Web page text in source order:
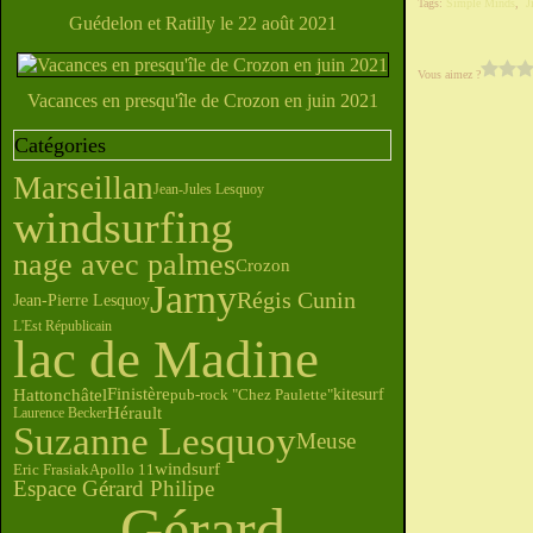
Guédelon et Ratilly le 22 août 2021
Vacances en presqu'île de Crozon en juin 2021
Catégories
MarseillanJean-Jules Lesquoy
windsurfing
nage avec palmesCrozon
Jean-Pierre LesquoyJarnyRégis Cunin
L'Est Républicain
lac de Madine
HattonchâtelFinistèrepub-rock "Chez Paulette"kitesurf
Laurence BeckerHérault
Suzanne LesquoyMeuse
Eric FrasiakApollo 11 windsurf
Espace Gérard Philipe
Tags: Simple Minds
Vous aimez ?